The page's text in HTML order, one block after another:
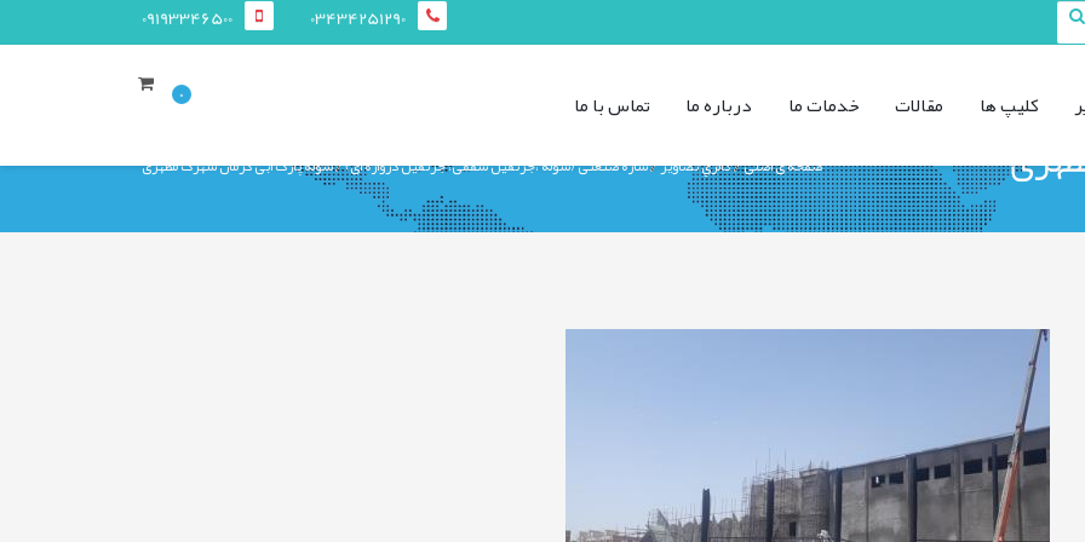
03434251290
09193346500
0 کليپ ها مقالات خدمات ما درباره ما تماس با ما
صفحه ی اصلی گالري تصاوير سازه صنعتی (سوله ،جرثقیل سقفی، جرثقیل دروازه ای) سوله پارک ابی کرمان شهرک مطهری